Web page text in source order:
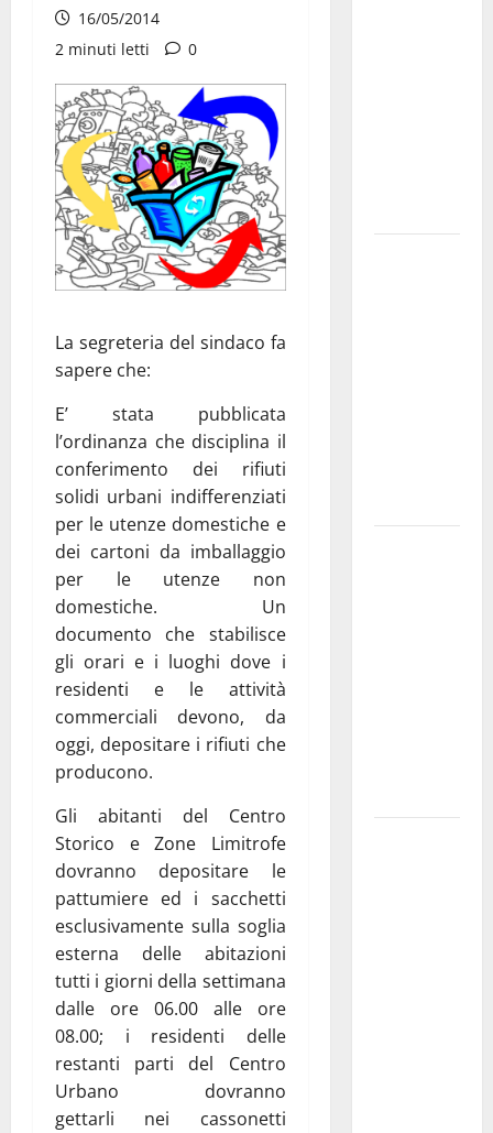
16/05/2014
2 minuti letti
0
La segreteria del sindaco fa
sapere che:
E’ stata pubblicata
l’ordinanza che disciplina il
conferimento dei rifiuti
solidi urbani indifferenziati
per le utenze domestiche e
dei cartoni da imballaggio
per le utenze non
domestiche. Un
documento che stabilisce
gli orari e i luoghi dove i
residenti e le attività
commerciali devono, da
oggi, depositare i rifiuti che
producono.
Gli abitanti del Centro
Storico e Zone Limitrofe
dovranno depositare le
pattumiere ed i sacchetti
esclusivamente sulla soglia
esterna delle abitazioni
tutti i giorni della settimana
dalle ore 06.00 alle ore
08.00; i residenti delle
restanti parti del Centro
Urbano dovranno
gettarli nei cassonetti